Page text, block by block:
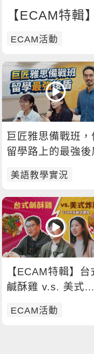
情境閱讀
英文文法技巧
英文寫作
TED Talks
CNN聽力強化
新聞英文
韓語
兒童美語
一對一家教
企業訓練
數位學習教材
【ECAM特輯
尋屬於你的寶
ECAM活動
巨匠雅思備戰班，
留學路上的最強後
美語教學實況
【ECAM特輯】台
鹹酥雞 v.s. 美式炸
道呢？🍗
ECAM活動